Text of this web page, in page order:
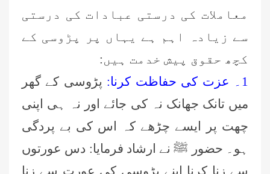
معاملات کی درستی عبادات کی درستی
سے زیادہ اہم ہے یہاں پر پڑوسی کے
کچھ حقوق پیش خدمت ہیں:
1۔ عزت کی حفاظت کرنا:
پڑوسی کے گھر
میں تانک جھانک نہ کی جائے اور نہ ہی اپنی
چھت پر ایسے چڑھے کہ اس کی بے پردگی
ہو۔ حضور ﷺ نے ارشاد فرمایا: دس عورتوں
سے زنا کرنا اپنے پڑوسی کی عورت سے زنا